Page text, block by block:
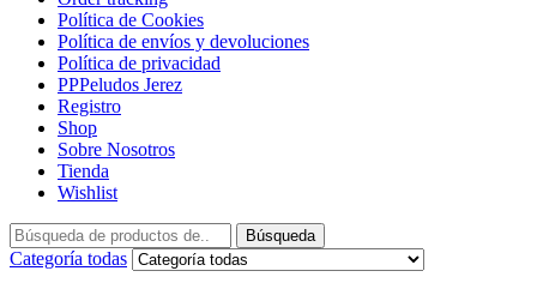
Política de Cookies
Política de envíos y devoluciones
Política de privacidad
PPPeludos Jerez
Registro
Shop
Sobre Nosotros
Tienda
Wishlist
Búsqueda
Categoría todas